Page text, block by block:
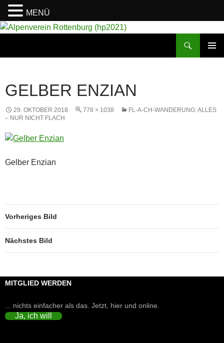
GELBER ENZIAN
29. OKTOBER 2018 778 × 1038
FL-A-CH-WANDERUNG: ALLES
– NUR NICHT FLACH
Gelber Enzian
Vorheriges Bild
Nächstes Bild
MITGLIED WERDEN
... nichts einfacher als das. Jetzt, hier und online.
Ja, ich will
MENÜ